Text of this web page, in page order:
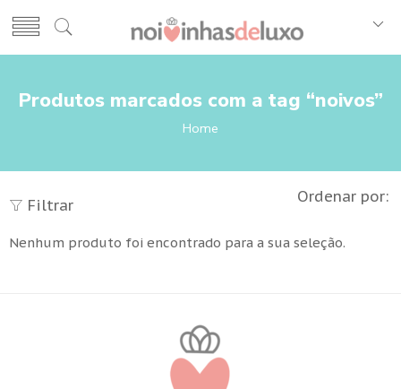
Produtos marcados com a tag “noivos”
Home
Filtrar Ordenar por:
Nenhum produto foi encontrado para a sua seleção.